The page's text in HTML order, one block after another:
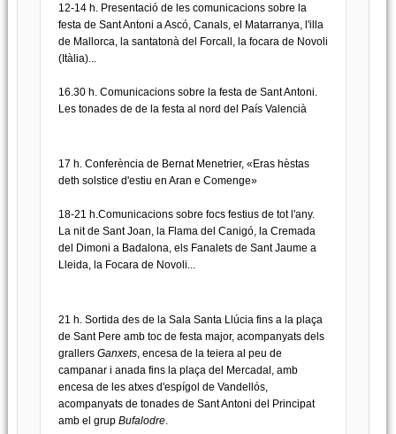
12-14 h. Presentació de les comunicacions sobre la
festa de Sant Antoni a Ascó, Canals, el Matarranya, l'illa
de Mallorca, la santatonà del Forcall, la focara de Novoli
(Itàlia)...
16.30 h. Comunicacions sobre la festa de Sant Antoni.
Les tonades de de la festa al nord del País Valencià
17 h. Conferència de Bernat Menetrier, «Eras hèstas
deth solstice d'estiu en Aran e Comenge»
18-21 h.Comunicacions sobre focs festius de tot l'any.
La nit de Sant Joan, la Flama del Canigó, la Cremada
del Dimoni a Badalona, els Fanalets de Sant Jaume a
Lleida, la Focara de Novoli...
21 h. Sortida des de la Sala Santa Llúcia fins a la plaça
de Sant Pere amb toc de festa major, acompanyats dels
grallers Ganxets, encesa de la teiera al peu de
campanar i anada fins la plaça del Mercadal, amb
encesa de les atxes d'espígol de Vandellós,
acompanyats de tonades de Sant Antoni del Principat
amb el grup Bufalodre.